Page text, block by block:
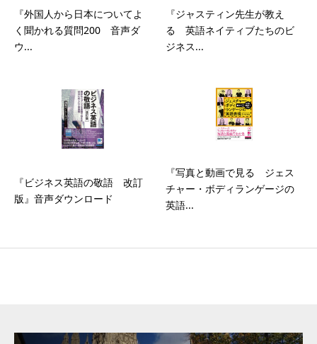
『外国人から日本についてよ
く聞かれる質問200 音声ダ
ウ...
『ジャスティン先生が教え
る 英語ネイティブたちのビ
ジネス...
『ビジネス英語の敬語 改訂
版』音声ダウンロード
『写真と動画で見る ジェス
チャー・ボディランゲージの
英語...